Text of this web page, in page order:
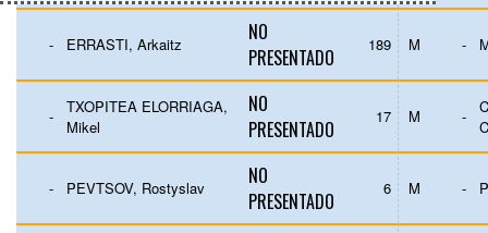
- ERRASTI, Arkaitz
NO
PRESENTADO
189 M -
-
TXOPITEA ELORRIAGA,
Mikel
NO
PRESENTADO
17 M -
- PEVTSOV, Rostyslav
NO
PRESENTADO
6 M -